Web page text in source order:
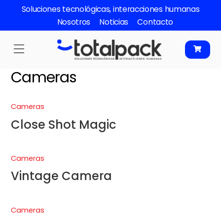
content
Soluciones tecnológicas, interacciones humanas
Nosotros
Noticias Contacto
Menu
Cameras
Cameras
Close Shot Magic
Cameras
Vintage Camera
Cameras